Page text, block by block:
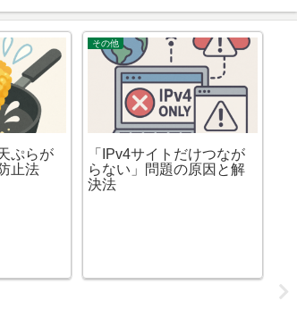
ぷらが
止法
その他
「IPv4サイトだけつなが
らない」問題の原因と解
決法